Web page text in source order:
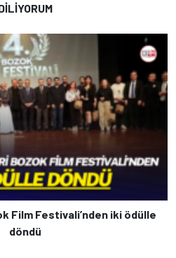
Film Festivali’nden iki ödülle
döndü